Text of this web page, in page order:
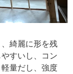
綺麗に形を残
すいし、コン
量だし、強度